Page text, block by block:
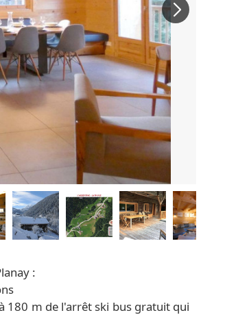
:
180 m de l'arrêt ski bus gratuit qui